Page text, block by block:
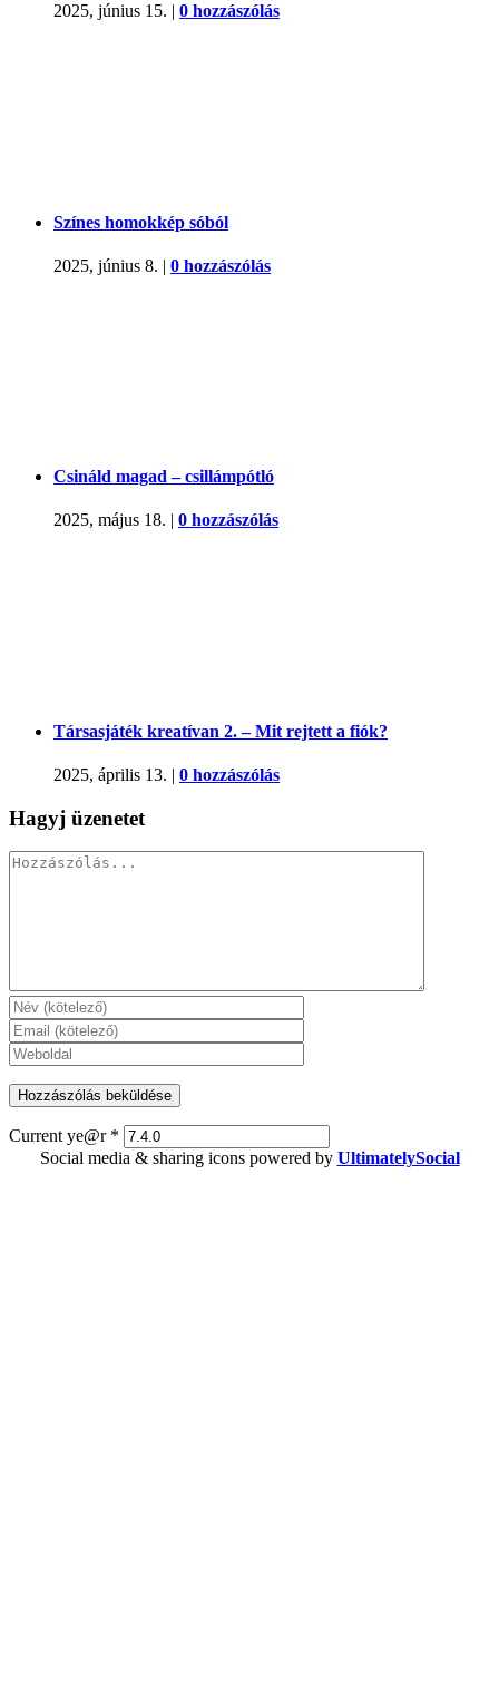
2025, június 15. | 0 hozzászólás
Színes homokkép sóból
2025, június 8. | 0 hozzászólás
Csináld magad – csillámpótló
2025, május 18. | 0 hozzászólás
Társasjáték kreatívan 2. – Mit rejtett a fiók?
2025, április 13. | 0 hozzászólás
Hagyj üzenetet
Hozzászólás
Current ye@r *
Social media & sharing icons powered by UltimatelySocial